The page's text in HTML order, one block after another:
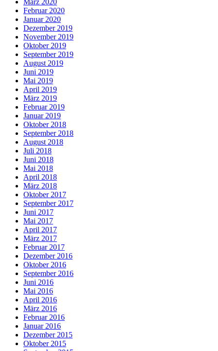
März 2020
Februar 2020
Januar 2020
Dezember 2019
November 2019
Oktober 2019
September 2019
August 2019
Juni 2019
Mai 2019
April 2019
März 2019
Februar 2019
Januar 2019
Oktober 2018
September 2018
August 2018
Juli 2018
Juni 2018
Mai 2018
April 2018
März 2018
Oktober 2017
September 2017
Juni 2017
Mai 2017
April 2017
März 2017
Februar 2017
Dezember 2016
Oktober 2016
September 2016
Juni 2016
Mai 2016
April 2016
März 2016
Februar 2016
Januar 2016
Dezember 2015
Oktober 2015